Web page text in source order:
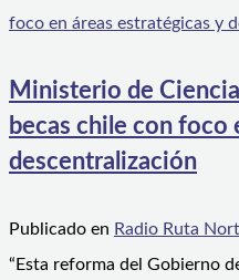
Ministerio de
becas chile con foco
descentralización
Publicado en Radio Ruta
“Esta reforma del Gobierno